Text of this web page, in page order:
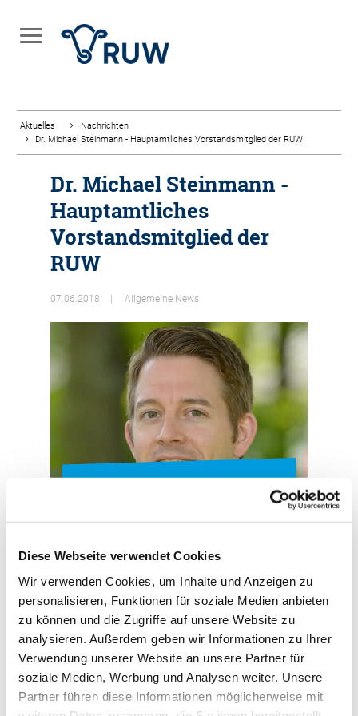
Diese Webseite verwendet Cookies
Wir verwenden Cookies, um Inhalte und Anzeigen zu
personalisieren, Funktionen für soziale Medien anbieten
zu können und die Zugriffe auf unsere Website zu
analysieren. Außerdem geben wir Informationen zu Ihrer
Verwendung unserer Website an unsere Partner für
soziale Medien, Werbung und Analysen weiter. Unsere
Partner führen diese Informationen möglicherweise mit
Aktuelles
Nachrichten
Dr. Michael Steinmann - Hauptamtliches Vorstandsmitglied der RUW
Dr. Michael Steinmann -
Hauptamtliches
Vorstandsmitglied der
RUW
07.06.2018 Allgemeine News